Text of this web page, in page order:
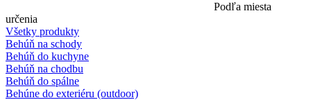
Podľa miesta
určenia
Všetky produkty
Behúň na schody
Behúň do kuchyne
Behúň na chodbu
Behúň do spálne
Behúne do exteriéru (outdoor)